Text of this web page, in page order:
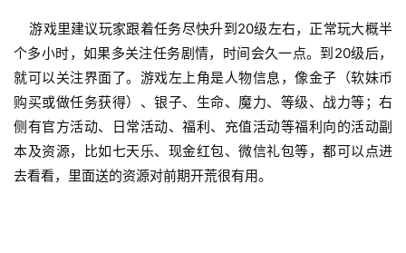
游戏里建议玩家跟着任务尽快升到20级左右，正常玩大概半
个多小时，如果多关注任务剧情，时间会久一点。到20级后，
就可以关注界面了。游戏左上角是人物信息，像金子（软妹币
购买或做任务获得）、银子、生命、魔力、等级、战力等；右
侧有官方活动、日常活动、福利、充值活动等福利向的活动副
本及资源，比如七天乐、现金红包、微信礼包等，都可以点进
去看看，里面送的资源对前期开荒很有用。